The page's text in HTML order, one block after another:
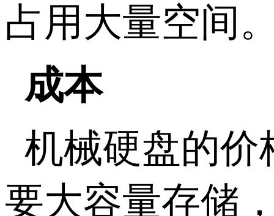
占用大量空间
成本
机械硬盘的价
要大容量存储